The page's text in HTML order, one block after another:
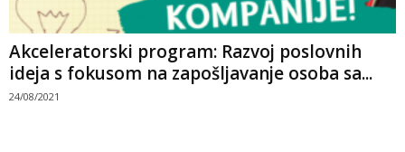
Akceleratorski program: Razvoj poslovnih
ideja s fokusom na zapošljavanje osoba sa...
24/08/2021